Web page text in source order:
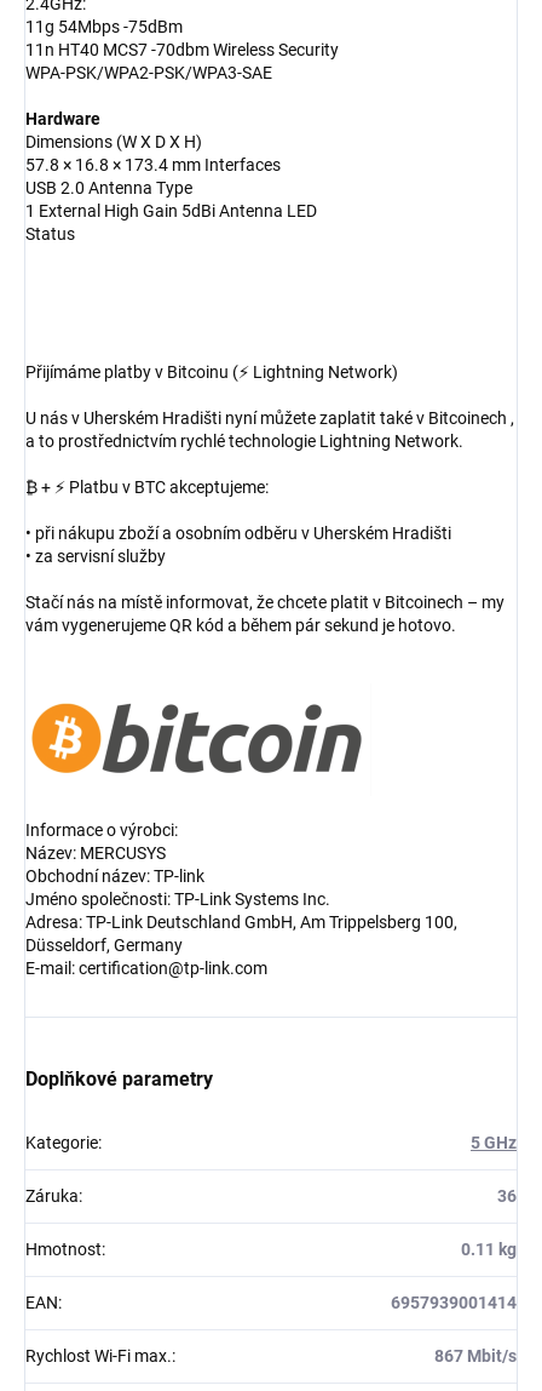
11g 54Mbps -75dBm
11n HT40 MCS7 -70dbm Wireless Security
WPA-PSK/WPA2-PSK/WPA3-SAE
Hardware
Dimensions (W X D X H)
57.8 × 16.8 × 173.4 mm Interfaces
USB 2.0 Antenna Type
1 External High Gain 5dBi Antenna LED
Status
Přijímáme platby v Bitcoinu (⚡ Lightning Network)
U nás v Uherském Hradišti nyní můžete zaplatit také v Bitcoinech ,
a to prostřednictvím rychlé technologie Lightning Network.
₿ + ⚡ Platbu v BTC akceptujeme:
• při nákupu zboží a osobním odběru v Uherském Hradišti
• za servisní služby
Stačí nás na místě informovat, že chcete platit v Bitcoinech – my
vám vygenerujeme QR kód a během pár sekund je hotovo.
Informace o výrobci:
Název: MERCUSYS
Obchodní název: TP-link
Jméno společnosti: TP-Link Systems Inc.
Adresa: TP-Link Deutschland GmbH, Am Trippelsberg 100,
Düsseldorf, Germany
E-mail: certification@tp-link.com
Doplňkové parametry
Kategorie: 5 GHz
Záruka: 36
Hmotnost: 0.11 kg
EAN: 6957939001414
Rychlost Wi-Fi max.: 867 Mbit/s